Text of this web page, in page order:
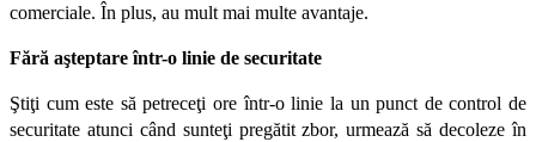
comerciale. În plus, au mult mai multe avantaje.
Fără aşteptare într-o linie de securitate
Ştiţi cum este să petreceţi ore într-o linie la un punct de control de
securitate atunci când sunteţi pregătit zbor, urmează să decoleze în